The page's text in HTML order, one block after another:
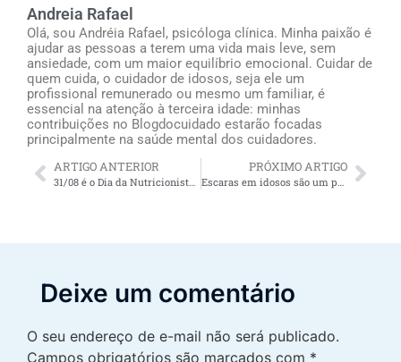
Andreia Rafael
Olá, sou Andréia Rafael, psicóloga clínica. Minha paixão é
ajudar as pessoas a terem uma vida mais leve, sem
ansiedade, com um maior equilíbrio emocional. Cuidar de
quem cuida, o cuidador de idosos, seja ele um
profissional remunerado ou mesmo um familiar, é
essencial na atenção à terceira idade: minhas
contribuições no Blogdocuidado estarão focadas
principalmente na saúde mental dos cuidadores.
ARTIGO ANTERIOR PRÓXIMO ARTIGO
Deixe um comentário
O seu endereço de e-mail não será publicado.
Campos obrigatórios são marcados com *